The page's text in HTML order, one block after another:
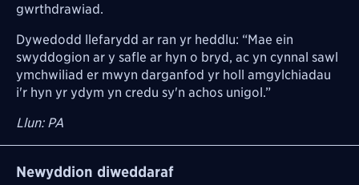
gwrthdrawiad.
Dywedodd llefarydd ar ran yr heddlu: “Mae ein
swyddogion ar y safle ar hyn o bryd, ac yn cynnal sawl
ymchwiliad er mwyn darganfod yr holl amgylchiadau
i'r hyn yr ydym yn credu sy'n achos unigol.”
Llun: PA
Newyddion diweddaraf